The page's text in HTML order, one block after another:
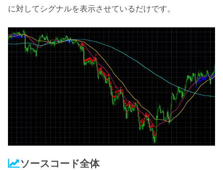
に対してシグナルを表示させているだけです。
ソースコード全体